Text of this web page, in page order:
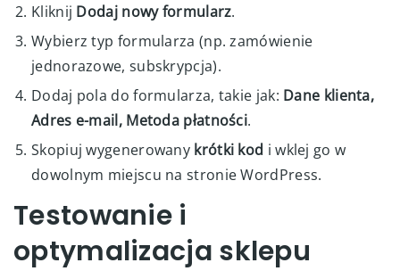
Kliknij Dodaj nowy formularz.
Wybierz typ formularza (np. zamówienie
jednorazowe, subskrypcja).
Dodaj pola do formularza, takie jak: Dane klienta,
Adres e-mail, Metoda płatności.
Skopiuj wygenerowany krótki kod i wklej go w
dowolnym miejscu na stronie WordPress.
Testowanie i
optymalizacja sklepu